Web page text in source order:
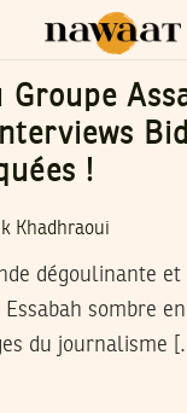
Groupe
!
Khadhraoui
dégoulinante
sombre
du journalisme